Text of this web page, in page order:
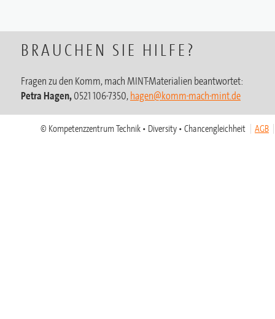
BRAUCHEN SIE HILFE?
Fragen zu den Komm, mach MINT-Materialien beantwortet:
Petra Hagen,0521 106-7350,hagen@komm-mach-mint.de
© Kompetenzzentrum Technik • Diversity • Chancengleichheit AGB